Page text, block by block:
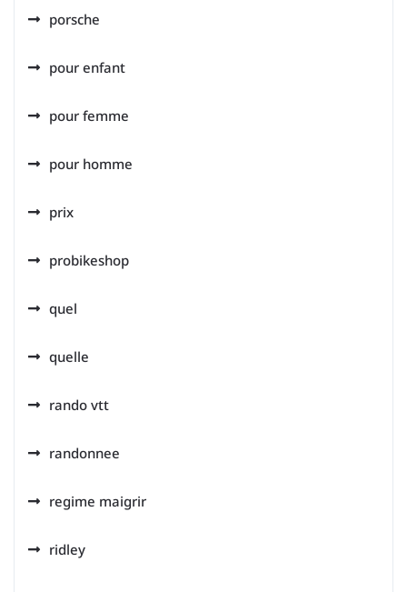
porsche
pour enfant
pour femme
pour homme
prix
probikeshop
quel
quelle
rando vtt
randonnee
regime maigrir
ridley